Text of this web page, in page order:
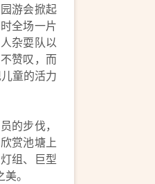
游会掀起
全场一片
杂耍队以
赞叹，而
童的活力
的步伐，
赏池塘上
组、巨型
。